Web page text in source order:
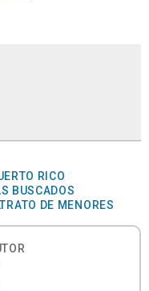
RICO
BUSCADOS
DE MENORES